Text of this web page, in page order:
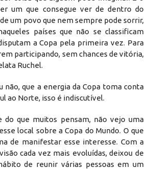
um que consegue ver de dentro do
um povo que nem sempre pode sorrir,
países que não se classificam
a Copa pela primeira vez. Para
participando, sem chances de vitória,
Ruchel.
não, que a energia da Copa toma conta
ao Norte, isso é indiscutível.
do que muitos pensam, não vejo uma
local sobre a Copa do Mundo. O que
de manifestar esse interesse. Com a
cada vez mais evoluídas, deixou de
de reunir várias pessoas em um